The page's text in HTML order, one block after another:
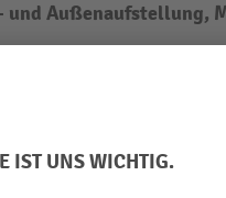
Außenaufstellung,
Kundenseitige Entladung